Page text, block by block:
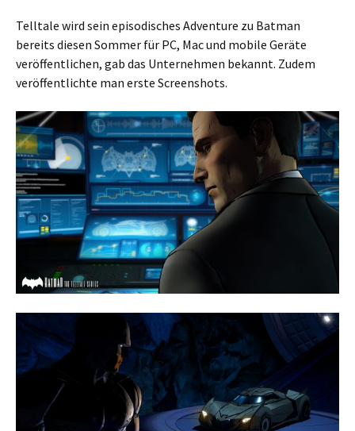
Telltale wird sein episodisches Adventure zu Batman
bereits diesen Sommer für PC, Mac und mobile Geräte
veröffentlichen, gab das Unternehmen bekannt. Zudem
veröffentlichte man erste Screenshots.